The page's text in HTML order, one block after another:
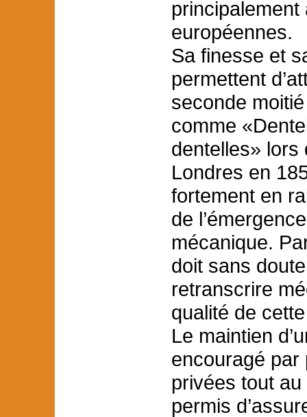
européennes.
Sa finesse et
permettent
seconde
comme
dentelles» lors
Londres en
fortement en
de
mécanique.
doit sans
retranscrire
qualité de
Le maintien
encouragé par
privées tout
permis